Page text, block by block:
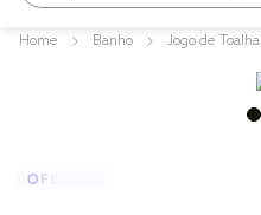
Banho Jogo de Toalha
edredom